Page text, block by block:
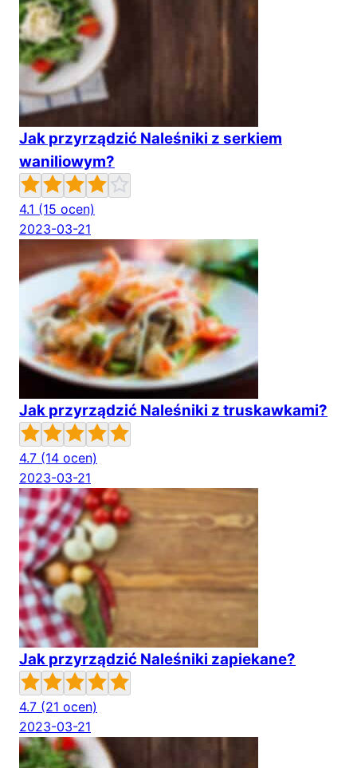
Jak przyrządzić Naleśniki z serkiem
waniliowym?
4.1 (15 ocen)
2023-03-21
Jak przyrządzić Naleśniki z truskawkami?
4.7 (14 ocen)
2023-03-21
Jak przyrządzić Naleśniki zapiekane?
4.7 (21 ocen)
2023-03-21